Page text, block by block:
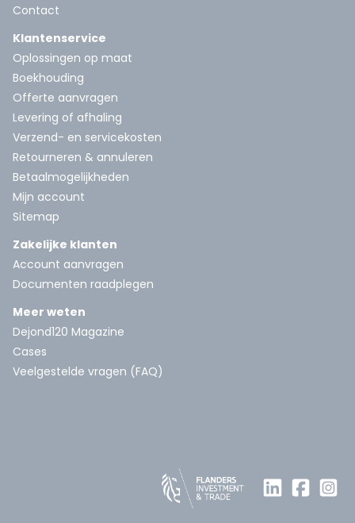
Contact
Klantenservice
Oplossingen op maat
Boekhouding
Offerte aanvragen
Levering of afhaling
Verzend- en servicekosten
Retourneren & annuleren
Betaalmogelijkheden
Mijn account
Sitemap
Zakelijke klanten
Account aanvragen
Documenten raadplegen
Meer weten
Dejond120 Magazine
Cases
Veelgestelde vragen (FAQ)